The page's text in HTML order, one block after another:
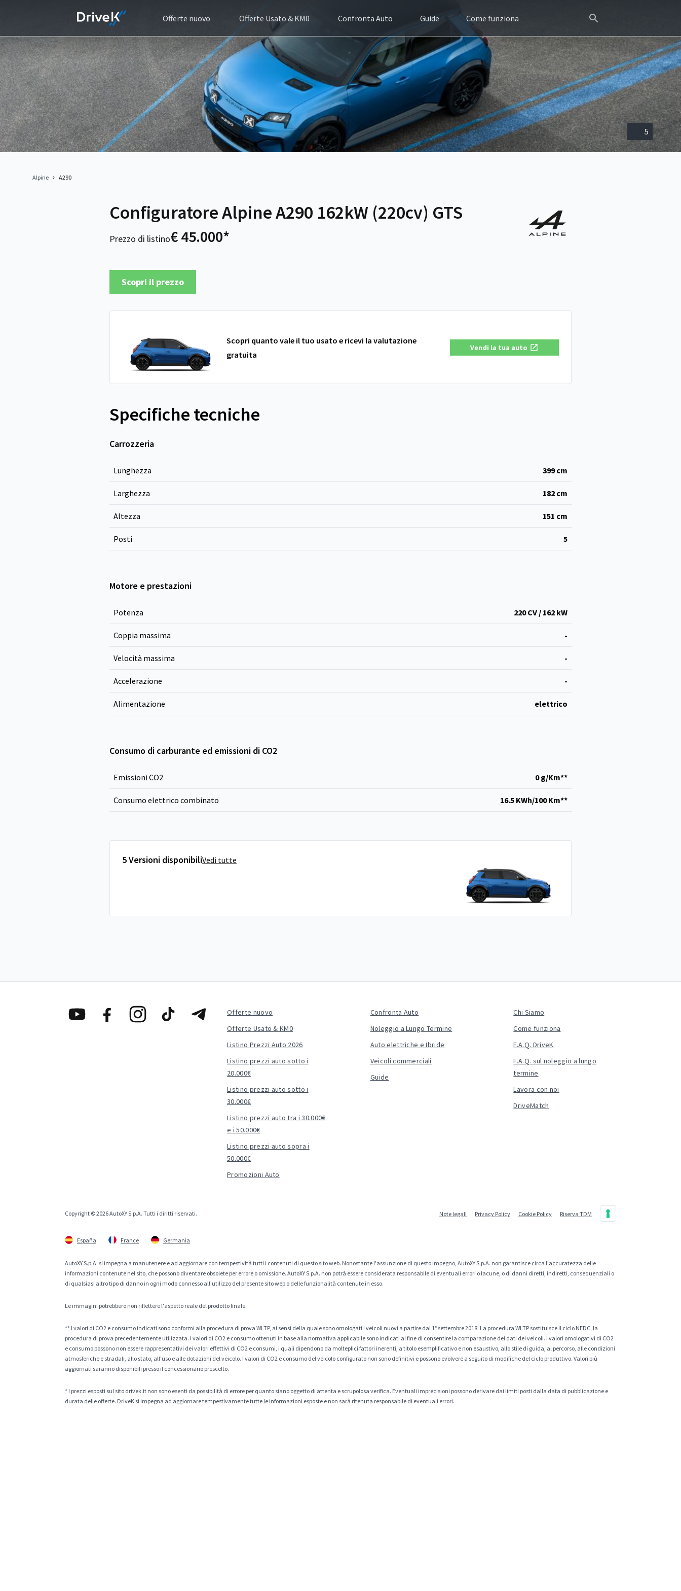
Offerte nuovo Offerte Usato & KM0 Confronta Auto Guide Come funziona
5
Alpine A290
Configuratore Alpine A290 162kW (220cv) GTS
Prezzo di listino€ 45.000*
Scopri il prezzo
Scopri quanto vale il tuo usato e ricevi la valutazione
gratuita
Vendi la tua auto
Specifiche tecniche
Carrozzeria
Lunghezza 399cm
Larghezza 182 cm
Altezza 151 cm
Posti 5
Motore e prestazioni
Potenza 220 CV / 162 kW
Coppia massima -
Velocità massima -
Accelerazione -
Alimentazione elettrico
Consumo di carburante ed emissioni di CO2
Emissioni CO2 0 g/Km**
Consumo elettrico combinato 16.5 KWh/100 Km**
5 Versioni disponibiliVedi tutte
Offerte nuovo
Offerte Usato & KM0
Listino Prezzi Auto 2026
Listino prezzi auto sotto i
20.000€
Listino prezzi auto sotto i
30.000€
Listino prezzi auto tra i 30.000€
e i 50.000€
Listino prezzi auto sopra i
50.000€
Promozioni Auto
Confronta Auto
Noleggio a Lungo Termine
Auto elettriche e Ibride
Veicoli commerciali
Guide
Chi Siamo
Come funziona
F.A.Q. DriveK
F.A.Q. sul noleggio a lungo
termine
Lavora con noi
DriveMatch
Copyright © 2026 AutoXY S.p.A. Tutti i diritti riservati. Note legali Privacy Policy Cookie Policy Riserva TDM
España France Germania
AutoXY S.p.A. si impegna a manutenere e ad aggiornare con tempestività tutti i contenuti di questo sito web. Nonostante l'assunzione di questo impegno, AutoXY S.p.A. non garantisce circa l'accuratezza delle
informazioni contenute nel sito, che possono diventare obsolete per errore o omissione. AutoXY S.p.A. non potrà essere considerata responsabile di eventuali errori o lacune, o di danni diretti, indiretti, consequenziali o
di qualsiasi altro tipo di danno in ogni modo connesso all'utilizzo del presente sito web o delle funzionalità contenute in esso.
Le immagini potrebbero non riflettere l'aspetto reale del prodotto finale.
** I valori di CO2 e consumo indicati sono conformi alla procedura di prova WLTP, ai sensi della quale sono omologati i veicoli nuovi a partire dal 1° settembre 2018. La procedura WLTP sostituisce il ciclo NEDC, la
procedura di prova precedentemente utilizzata. I valori di CO2 e consumo ottenuti in base alla normativa applicabile sono indicati al fine di consentire la comparazione dei dati dei veicoli. I valori omologativi di CO2
e consumo possono non essere rappresentativi dei valori effettivi di CO2 e consumi, i quali dipendono da molteplici fattori inerenti, a titolo esemplificativo e non esaustivo, allo stile di guida, al percorso, alle condizioni
atmosferiche e stradali, allo stato, all'uso e alle dotazioni del veicolo. I valori di CO2 e consumo del veicolo configurato non sono definitivi e possono evolvere a seguito di modifiche del ciclo produttivo. Valori più
aggiornati saranno disponibili presso il concessionario prescelto.
* I prezzi esposti sul sito drivek.it non sono esenti da possibilità di errore per quanto siano oggetto di attenta e scrupolosa verifica. Eventuali imprecisioni possono derivare dai limiti posti dalla data di pubblicazione e
durata delle offerte. DriveK si impegna ad aggiornare tempestivamente tutte le informazioni esposte e non sarà ritenuta responsabile di eventuali errori.